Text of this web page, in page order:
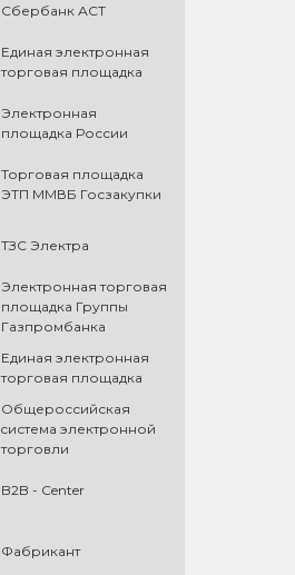
Сбербанк АСТ
Единая электронная
торговая площадка
Электронная
площадка России
Торговая площадка
ЭТП ММВБ Госзакупки
ТЗС Электра
Электронная торговая
площадка Группы
Газпромбанка
Единая электронная
торговая площадка
Общероссийская
cистема электронной
торговли
B2B - Center
Фабрикант